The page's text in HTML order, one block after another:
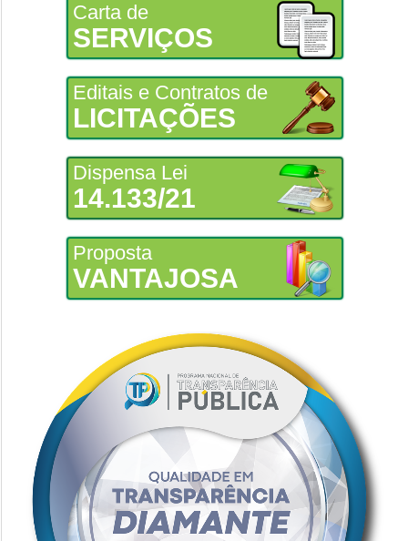
Carta de
SERVIÇOS
Editais e Contratos de
LICITAÇÕES
Dispensa Lei
14.133/21
Proposta
VANTAJOSA